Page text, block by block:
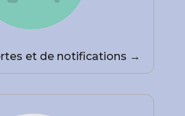
et de notifications →